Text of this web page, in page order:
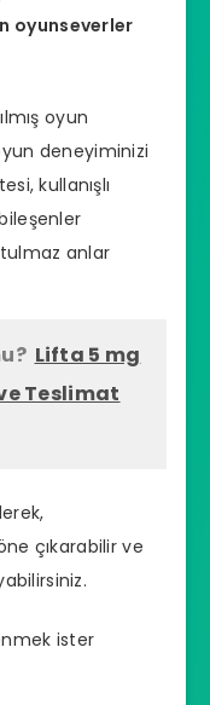
oyunseverler
oyun
deneyiminizi
kullanışlı
anlar
Lifta 5 mg
Teslimat
çıkarabilir ve
ister